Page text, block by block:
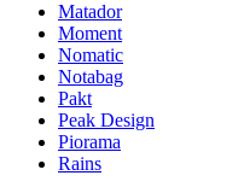
Matador
Moment
Nomatic
Notabag
Pakt
Peak Design
Piorama
Rains